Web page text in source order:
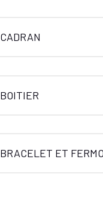
CADRAN
BOITIER
BRACELET ET